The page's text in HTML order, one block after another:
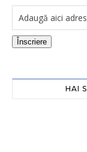
Înscriere
HAI